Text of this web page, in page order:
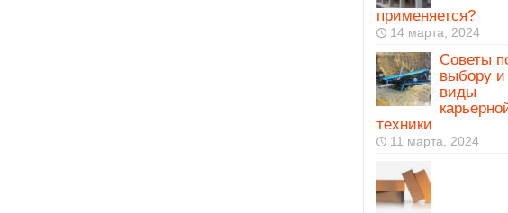
применяется?
14 марта, 2024
Советы
выбору и
виды
техники
11 марта, 2024